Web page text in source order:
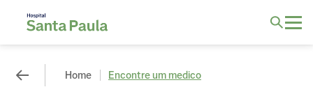
Home Encontre um medico